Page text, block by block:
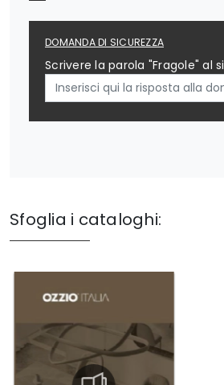
DOMANDA DI SICUREZZA
Scrivere la parola "Fragole" al
Sfoglia i cataloghi: